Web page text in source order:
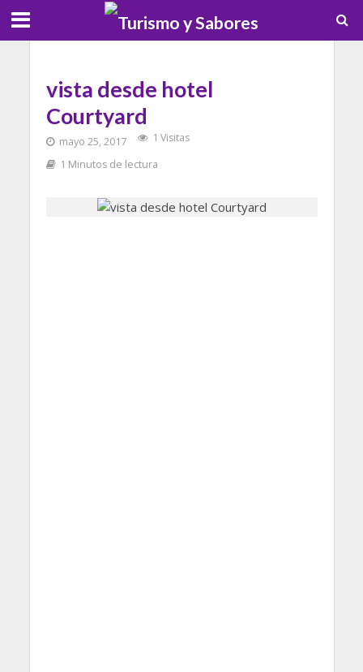
vista desde hotel
Courtyard
mayo 25, 2017
1 Visitas
1 Minutos de lectura